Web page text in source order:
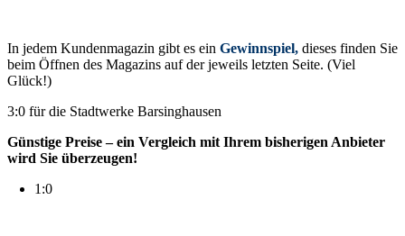
In jedem Kundenmagazin gibt es ein Gewinnspiel, dieses finden Sie
beim Öffnen des Magazins auf der jeweils letzten Seite. (Viel
Glück!)
3:0 für die Stadtwerke Barsinghausen
Günstige Preise – ein Vergleich mit Ihrem bisherigen Anbieter
wird Sie überzeugen!
1:0